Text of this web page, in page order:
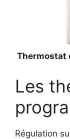
Thermostat
Les
Régulation